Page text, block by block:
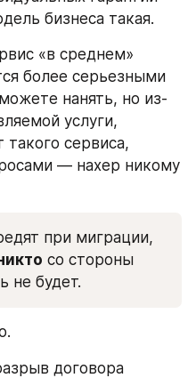
бизнеса такая.
«в среднем»
более серьезными
нанять, но из-
услуги,
такого сервиса,
— нахер никому
при миграции,
со стороны
не будет.
договора